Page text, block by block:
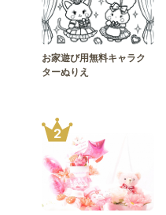
お家遊び用無料キャラク
ターぬりえ
2